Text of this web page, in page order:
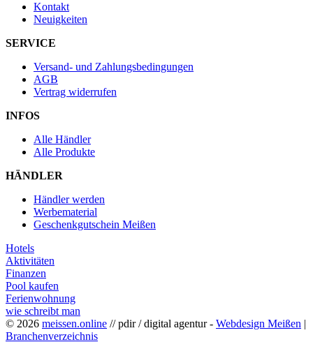
Kontakt
Neuigkeiten
SERVICE
Versand- und Zahlungsbedingungen
AGB
Vertrag widerrufen
INFOS
Alle Händler
Alle Produkte
HÄNDLER
Händler werden
Werbematerial
Geschenkgutschein Meißen
Hotels
Aktivitäten
Finanzen
Pool kaufen
Ferienwohnung
wie schreibt man
© 2026 meissen.online // pdir / digital agentur - Webdesign Meißen |
Branchenverzeichnis